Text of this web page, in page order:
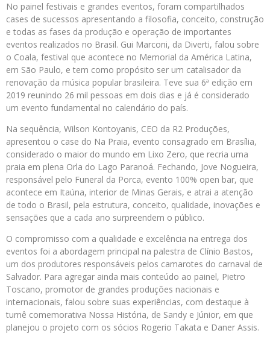
No painel festivais e grandes eventos, foram compartilhados
cases de sucessos apresentando a filosofia, conceito, construção
e todas as fases da produção e operação de importantes
eventos realizados no Brasil. Gui Marconi, da Diverti, falou sobre
o Coala, festival que acontece no Memorial da América Latina,
em São Paulo, e tem como propósito ser um catalisador da
renovação da música popular brasileira. Teve sua 6ª edição em
2019 reunindo 26 mil pessoas em dois dias e já é considerado
um evento fundamental no calendário do país.
Na sequência, Wilson Kontoyanis, CEO da R2 Produções,
apresentou o case do Na Praia, evento consagrado em Brasília,
considerado o maior do mundo em Lixo Zero, que recria uma
praia em plena Orla do Lago Paranoá. Fechando, Jove Nogueira,
responsável pelo Funeral da Porca, evento 100% open bar, que
acontece em Itaúna, interior de Minas Gerais, e atrai a atenção
de todo o Brasil, pela estrutura, conceito, qualidade, inovações e
sensações que a cada ano surpreendem o público.
O compromisso com a qualidade e excelência na entrega dos
eventos foi a abordagem principal na palestra de Clínio Bastos,
um dos produtores responsáveis pelos camarotes do carnaval de
Salvador. Para agregar ainda mais conteúdo ao painel, Pietro
Toscano, promotor de grandes produções nacionais e
internacionais, falou sobre suas experiências, com destaque à
turnê comemorativa Nossa História, de Sandy e Júnior, em que
planejou o projeto com os sócios Rogerio Takata e Daner Assis.